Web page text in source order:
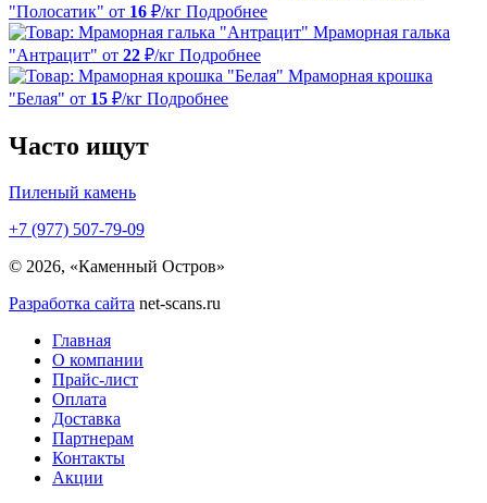
"Полосатик" от 16 ₽/кг Подробнее
Мраморная галька
"Антрацит" от 22 ₽/кг Подробнее
Мраморная крошка
"Белая" от 15 ₽/кг Подробнее
Часто ищут
Пиленый камень
+7 (977) 507-79-09
© 2026, «Каменный Остров»
Разработка сайта net-scans.ru
Главная
О компании
Прайс-лист
Оплата
Доставка
Партнерам
Контакты
Акции